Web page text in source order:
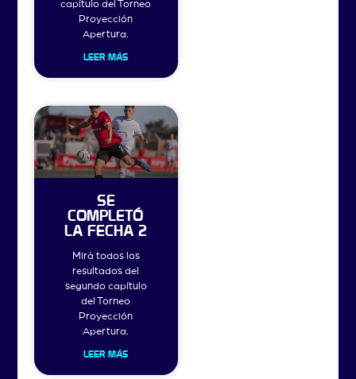
capítulo del Torneo
Proyección
Apertura.
LEER MÁS
SE
COMPLETÓ
LA FECHA 2
Mirá todos los
resultados del
segundo capítulo
del Torneo
Proyección
Apertura.
LEER MÁS